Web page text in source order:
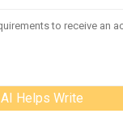
AI Helps Write